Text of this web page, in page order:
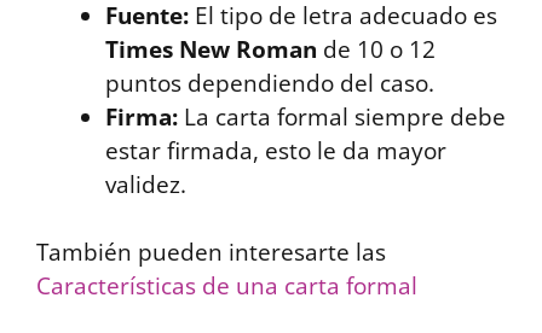
Fuente: El tipo de letra adecuado es
Times New Roman de 10 o 12
puntos dependiendo del caso.
Firma: La carta formal siempre debe
estar firmada, esto le da mayor
validez.
También pueden interesarte las
Características de una carta formal